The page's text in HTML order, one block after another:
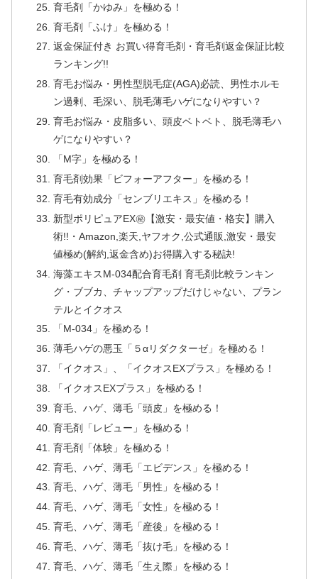
育毛剤「かゆみ」を極める！
育毛剤「ふけ」を極める！
返金保証付き お買い得育毛剤・育毛剤返金保証比較
ランキング!!
育毛お悩み・男性型脱毛症(AGA)必読、男性ホルモ
ン過剰、毛深い、脱毛薄毛ハゲになりやすい？
育毛お悩み・皮脂多い、頭皮ベトベト、脱毛薄毛ハ
ゲになりやすい？
「M字」を極める！
育毛剤効果「ビフォーアフター」を極める！
育毛有効成分「センブリエキス」を極める！
新型ポリピュアEX㊙【激安・最安値・格安】購入
術!!・Amazon,楽天,ヤフオク,公式通販,激安・最安
値極め(解約,返金含め)お得購入する秘訣!
海藻エキスM-034配合育毛剤 育毛剤比較ランキン
グ・ブブカ、チャップアップだけじゃない、プラン
テルとイクオス
「M-034」を極める！
薄毛ハゲの悪玉「５αリダクターゼ」を極める！
「イクオス」、「イクオスEXプラス」を極める！
「イクオスEXプラス」を極める！
育毛、ハゲ、薄毛「頭皮」を極める！
育毛剤「レビュー」を極める！
育毛剤「体験」を極める！
育毛、ハゲ、薄毛「エビデンス」を極める！
育毛、ハゲ、薄毛「男性」を極める！
育毛、ハゲ、薄毛「女性」を極める！
育毛、ハゲ、薄毛「産後」を極める！
育毛、ハゲ、薄毛「抜け毛」を極める！
育毛、ハゲ、薄毛「生え際」を極める！